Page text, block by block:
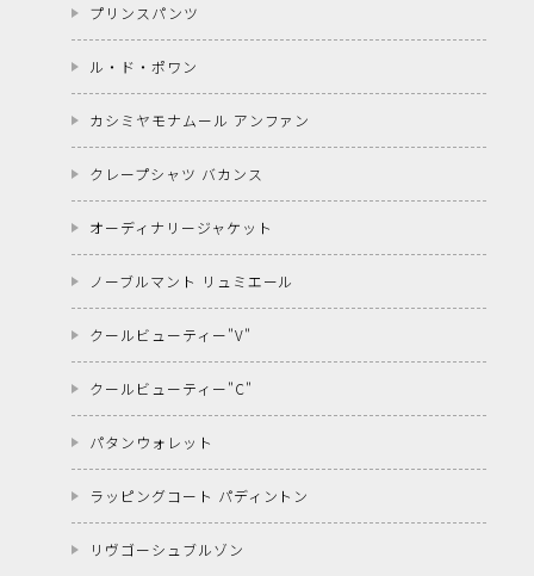
プリンスパンツ
ル・ド・ポワン
カシミヤモナムール アンファン
クレープシャツ バカンス
オーディナリージャケット
ノーブルマント リュミエール
クールビューティー"V"
クールビューティー"C"
パタンウォレット
ラッピングコート パディントン
リヴゴーシュブルゾン